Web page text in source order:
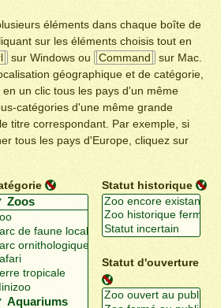
éléments dans chaque boîte de
sur les éléments choisis tout en
sur Windows ou Command
sur Mac.
géographique et de catégorie,
un clic tous les pays d'un même
catégories d'une même grande
titre correspondant. Par exemple, si
tous les pays d'Europe, cliquez sur
Statut historique
Statut d'ouverture